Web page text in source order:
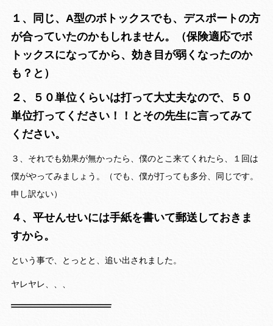
１、同じ、A型のボトックスでも、デスポートの方
が合っていたのかもしれません。（保険適応でボ
トックスになってから、効き目が弱くなったのか
も？と）
２、５０単位くらいは打って大丈夫なので、５０
単位打ってください！！とその先生に言ってみて
ください。
３、それでも効果が無かったら、僕のとこ来てくれたら、１回は
僕がやってみましょう。（でも、僕が打っても多分、同じです。
申し訳ない）
４、平せんせいには手紙を書いて郵送しておきま
すから。
という事で、とっとと、追い出されました。
ヤレヤレ、、、